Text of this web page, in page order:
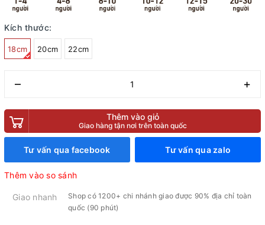
Kích thước:
18cm 20cm 22cm
– +
Thêm vào giỏ
Giao hàng tận nơi trên toàn quốc
Tư vấn qua facebook Tư vấn qua zalo
Thêm vào so sánh
Giao nhanh
Shop có 1200+ chi nhánh giao được 90% địa chỉ toàn
quốc (90 phút)